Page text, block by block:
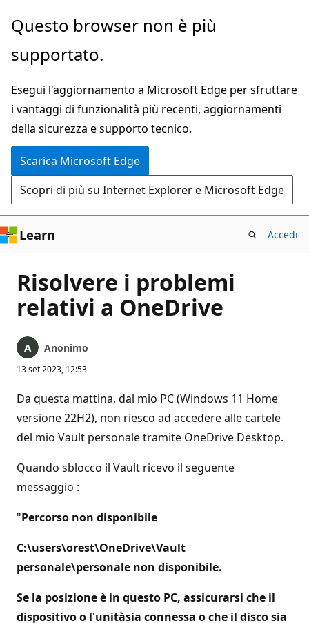
Ignora
passa
contenuto
principale
Questo browser non è più
supportato.
Esegui l'aggiornamento a Microsoft Edge per sfruttare
i vantaggi di funzionalità più recenti, aggiornamenti
della sicurezza e supporto tecnico.
Scarica Microsoft Edge
Scopri di più su Internet Explorer e Microsoft Edge
Learn Accedi
Risolvere i problemi
relativi a OneDrive
Anonimo
13 set 2023, 12:53
Da questa mattina, dal mio PC (Windows 11 Home
versione 22H2), non riesco ad accedere alle cartele
del mio Vault personale tramite OneDrive Desktop.
Quando sblocco il Vault ricevo il seguente
messaggio :
"Percorso non disponibile
C:\users\orest\OneDrive\Vault
personale\personale non disponibile.
Se la posizione è in questo PC, assicurarsi che il
dispositivo o l'unitàsia connessa o che il disco sia